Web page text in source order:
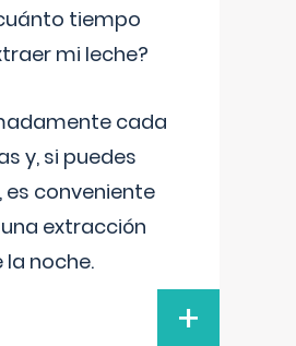
tiempo
mi leche?
cada
y, si puedes
es conveniente
extracción
noche.
+